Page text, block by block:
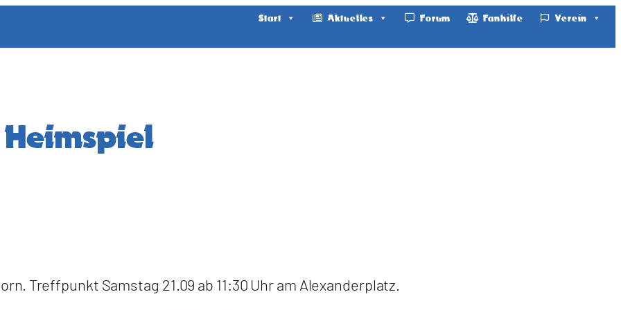
Start Aktuelles Forum Fanhilfe Verein
Treffpunkt Samstag 21.09 ab 11:30 Uhr am Alexanderplatz.